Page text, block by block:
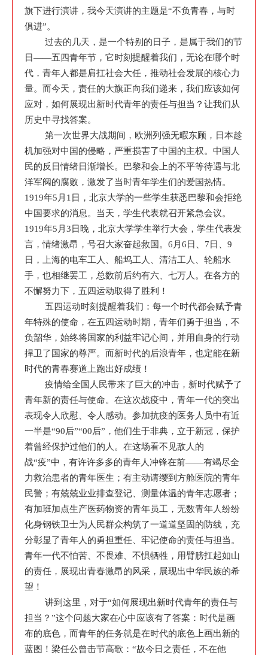
旗下进行演讲，我今天演讲的主题是“不负青春，与时
俱进”。
过去的几天，是一个特别的日子，是属于我们的节
日——五四青年节，它时刻提醒着我们，无论在哪个时
代，青年人都是肩扛社会大任，推动社会发展的核心力
量。而今天，责任的大旗正向我们递来，我们应该如何
应对，如何展现出新时代青年的责任与担当？让我们从
历史中寻找答案。
第一次世界大战期间，欧洲列强无暇东顾，日本趁
机加强对中国的侵略，严重损害了中国的主权。中国人
民的反日情绪日渐增长。巴黎和会上的不平等待遇与北
洋军阀的腐败，激发了当时青年学生们的爱国热情。
1919年5月1日，北京大学的一些学生获悉巴黎和会拒绝
中国要求的消息。当天，学生代表就召开紧急会议。
1919年5月3日晚，北京大学学生举行大会，学生代表发
言，情绪激昂，号召大家奋起救国。6月6日、7日、9
日，上海的电车工人、船坞工人、清洁工人、轮船水
手，也相继罢工，总数前后约有六、七万人。在各方的
不懈努力下，五四运动取得了胜利！
五四运动时刻提醒着我们：每一个时代都会赋予青
年特殊的使命，在五四运动时期，青年们勇于担当，不
负韶华，始终将国家的利益牢记心间，并用自身的行动
捍卫了国家的尊严。而新时代的后浪青年，也定能在新
时代的青春赛道上跑出好成绩！
疫情给全国人民带来了巨大的冲击，新时代赋予了
青年新的责任与使命。在这次战疫中，青年一代的突出
表现令人欣慰、令人感动。参加抗疫的医务人员中有近
一半是“90后”“00后”，他们生于非典，立于新冠，保护
着曾经保护过他们的人。在这场看不见敌人的
战“疫”中，有许许多多的青年人冲锋在前——有竭尽全
力救治患者的青年医生；有主动请缨到方舱医院的青年
民警；有兢兢业业排查登记、测量体温的青年志愿者；
有加班加点生产医药物资的青年员工，无数青年人纷纷
化身钢铁卫士为人民群众构筑了一道道坚固的防线，充
分彰显了青年人的勇担重任、牢记使命的责任与担当。
青年一代不怕苦、不畏难、不惧牺牲，用臂膀扛起如山
的责任，展现出青春激昂的风采，展现出中华民族的希
望！
讲到这里，对于“如何展现出新时代青年的责任与
担当？”这个问题大家在心中应该有了答案：时代是画
布的底色，而青年的任务就是在时代的底色上画出新的
蓝图！梁任公曾击节高歌：“故今日之责任，不在他